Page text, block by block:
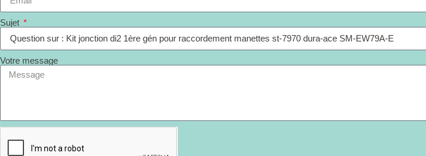
Sujet
Votre message